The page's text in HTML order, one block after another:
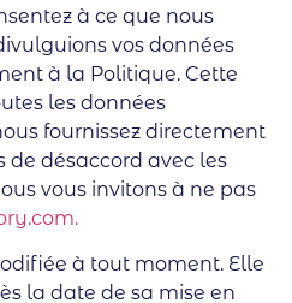
à ce que nous
vos données
à la Politique. Cette
les données
fournissez directement
de désaccord avec les
vous invitons à ne pas
à tout moment. Elle
la date de sa mise en